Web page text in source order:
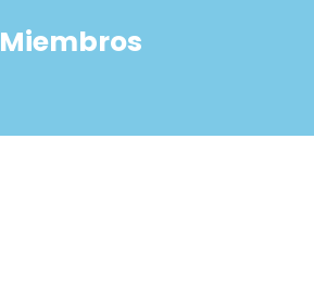
Miembros